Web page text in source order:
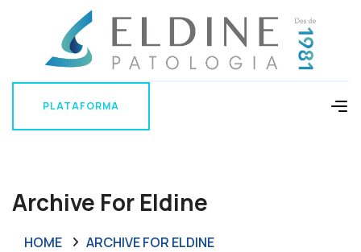
PLATAFORMA
Archive For Eldine
HOME ARCHIVE FOR ELDINE